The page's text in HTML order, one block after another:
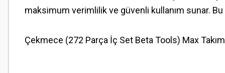
maksimum verimlilik ve güvenli kullanım sunar.
Çekmece (272 Parça İç Set Beta Tools) Max